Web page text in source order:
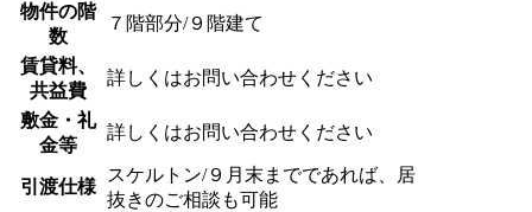
物件の階
数
７階部分/９階建て
賃貸料、
共益費
詳しくはお問い合わせください
敷金・礼
金等
詳しくはお問い合わせください
引渡仕様
スケルトン/９月末までであれば、居
抜きのご相談も可能